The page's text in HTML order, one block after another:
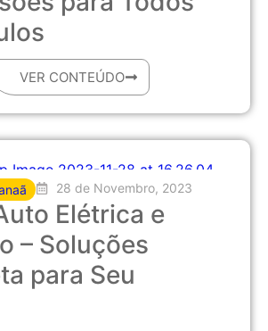
VER CONTEÚDO
28 de Novembro, 2023
Elétrica e
– Soluções
para Seu